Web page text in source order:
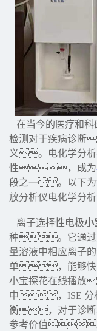
在当今的医疗和
检测对于疾病诊断
义。电化学分
性，成为
段之一。以下为
放分析仪电化学分
离子选择性电极小
种。它通过
量溶液中相应离子
单，能够
小宝探花在线播
中，ISE 分
衡，对于诊断
参考价值